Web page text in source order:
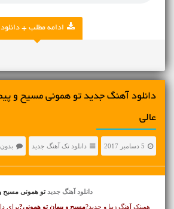
ادامه مطلب + دانلود
دانلود آهنگ جديد تو همونی مسیح و
عالی
5 دسامبر 2017 دانلود تک آهنگ جدید
دانلود آهنگ جدیدتو همونی مسیح و
همینک آهنگ زیبا و جدید?مسیح و پیمان تو همونی?برای